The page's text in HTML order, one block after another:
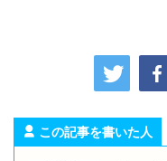
この記事を書いた人